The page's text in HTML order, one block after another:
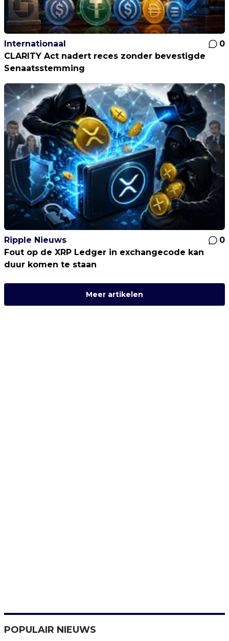
Internationaal
0
CLARITY Act nadert reces zonder bevestigde
Senaatsstemming
Ripple Nieuws
0
Fout op de XRP Ledger in exchangecode kan
duur komen te staan
Meer artikelen
POPULAIR NIEUWS